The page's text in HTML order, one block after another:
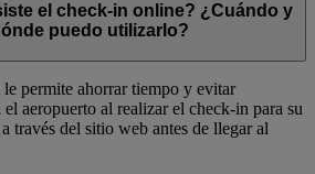
el check-in online? ¿Cuándo y
puedo utilizarlo?
permite ahorrar tiempo y evitar
aeropuerto al realizar el check-in para su
través del sitio web antes de llegar al